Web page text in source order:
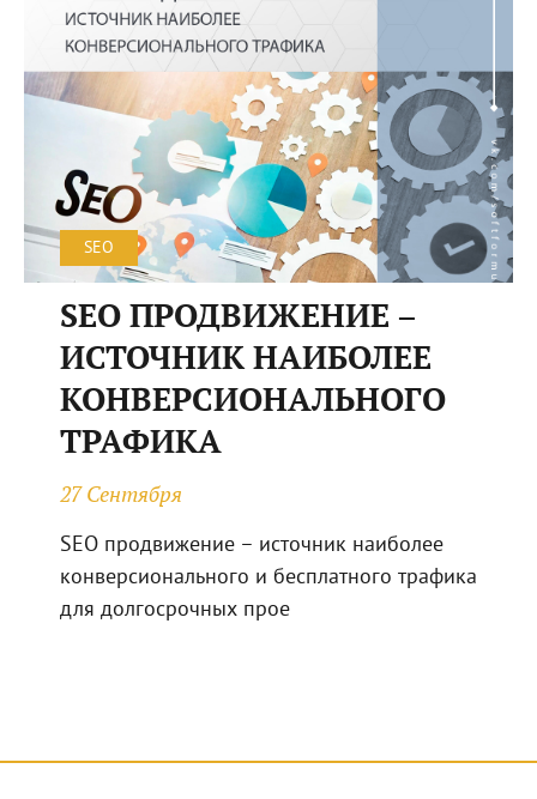
SEO
SEO ПРОДВИЖЕНИЕ –
ИСТОЧНИК НАИБОЛЕЕ
КОНВЕРСИОНАЛЬНОГО
ТРАФИКА
27 Сентября
SEO продвижение – источник наиболее
конверсионального и бесплатного трафика
для долгосрочных прое